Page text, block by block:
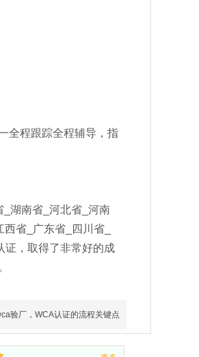
全程跟踪全程辅导，指
_湖南省_河北省_河南
省_广东省_四川省_
证，取得了非常好的成
验厂，WCA认证的流程关键点